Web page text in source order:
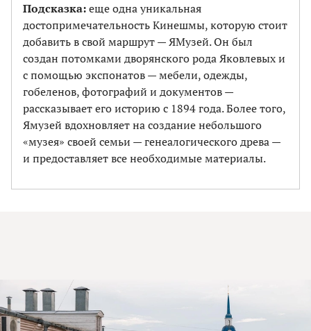
Подсказка:еще одна уникальная
достопримечательность Кинешмы, которую стоит
добавить в свой маршрут — ЯМузей. Он был
создан потомками дворянского рода Яковлевых и
с помощью экспонатов — мебели, одежды,
гобеленов, фотографий и документов —
рассказывает его историю с 1894 года. Более того,
Ямузей вдохновляет на создание небольшого
«музея» своей семьи — генеалогического древа —
и предоставляет все необходимые материалы.